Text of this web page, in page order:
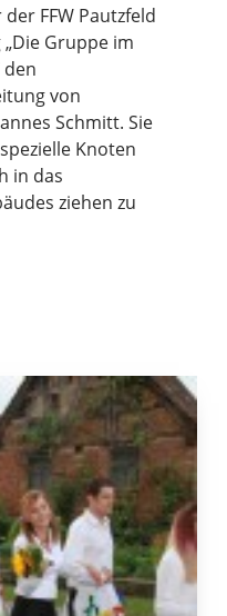
FFW Pautzfeld
Gruppe im
den
von
Schmitt. Sie
Knoten
in das
ziehen zu